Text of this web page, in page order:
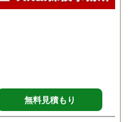
無料見積もり